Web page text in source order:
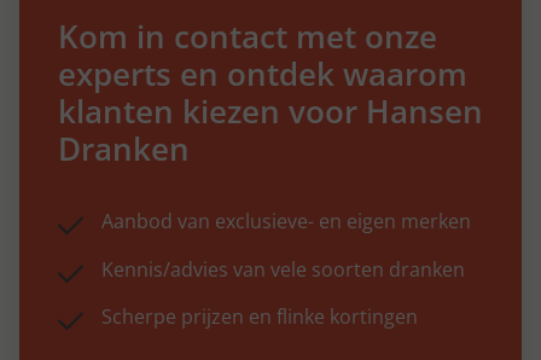
Kom in contact met onze
experts en ontdek waarom
klanten kiezen voor Hansen
Dranken
Aanbod van exclusieve- en eigen merken
Kennis/advies van vele soorten dranken
Scherpe prijzen en flinke kortingen